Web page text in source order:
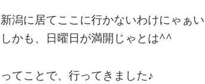
新潟に居てここに行かないわけにゃぁ
しかも、日曜日が満開じゃとは^^
ってことで、行ってきました♪